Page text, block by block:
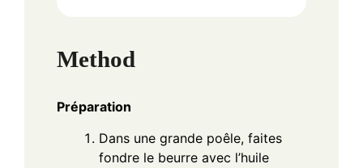
Method
Préparation
Dans une grande poêle, faites
fondre le beurre avec l’huile